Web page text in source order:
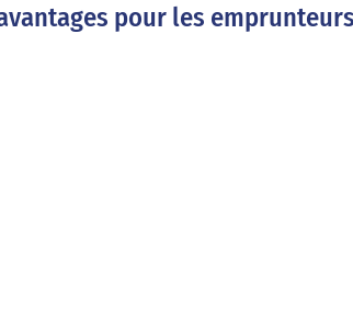
pour les emprunteurs